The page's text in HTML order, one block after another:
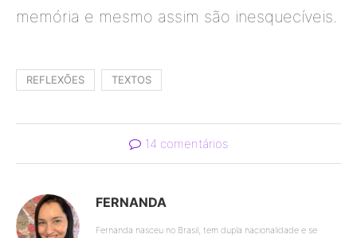
memória e mesmo assim são inesquecíveis.
REFLEXÕES TEXTOS
14 comentários
FERNANDA
Fernanda nasceu no Brasil, tem dupla nacionalidade e se